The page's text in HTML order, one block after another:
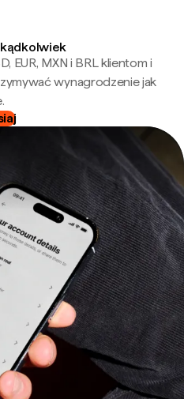
EUR, MXN i BRL klientom i
wynagrodzenie jak